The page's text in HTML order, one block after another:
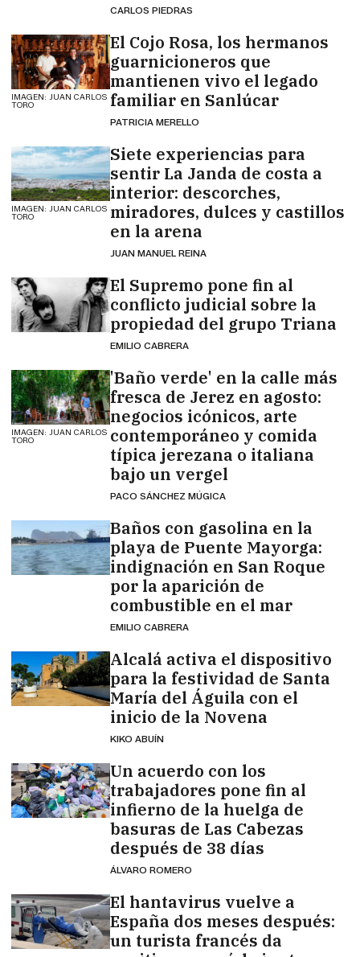
CARLOS PIEDRAS
IMAGEN: JUAN CARLOS
TORO
El Cojo Rosa, los hermanos
guarnicioneros que
mantienen vivo el legado
familiar en Sanlúcar
PATRICIA MERELLO
IMAGEN: JUAN CARLOS
TORO
Siete experiencias para
sentir La Janda de costa a
interior: descorches,
miradores, dulces y castillos
en la arena
JUAN MANUEL REINA
El Supremo pone fin al
conflicto judicial sobre la
propiedad del grupo Triana
EMILIO CABRERA
IMAGEN: JUAN CARLOS
TORO
'Baño verde' en la calle más
fresca de Jerez en agosto:
negocios icónicos, arte
contemporáneo y comida
típica jerezana o italiana
bajo un vergel
PACO SÁNCHEZ MÚGICA
Baños con gasolina en la
playa de Puente Mayorga:
indignación en San Roque
por la aparición de
combustible en el mar
EMILIO CABRERA
Alcalá activa el dispositivo
para la festividad de Santa
María del Águila con el
inicio de la Novena
KIKO ABUÍN
Un acuerdo con los
trabajadores pone fin al
infierno de la huelga de
basuras de Las Cabezas
después de 38 días
ÁLVARO ROMERO
El hantavirus vuelve a
España dos meses después:
un turista francés da